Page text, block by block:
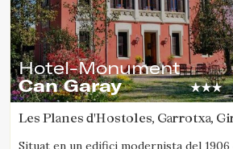
Hotel-Monument
Can Garay
Les Planes d'Hostoles, Garrotxa,
Situat en un edifici modernista del